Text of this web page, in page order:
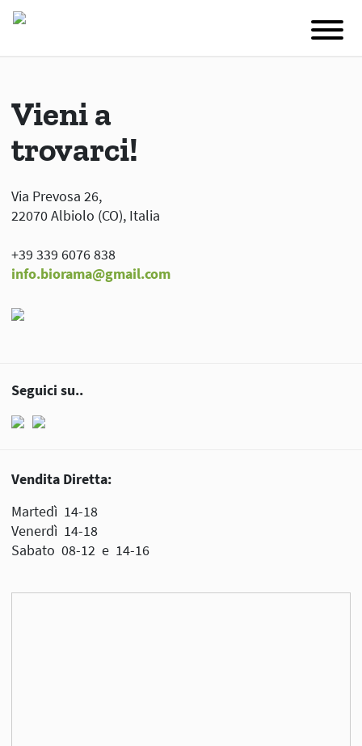
Vieni a
trovarci!
Via Prevosa 26,
22070 Albiolo (CO), Italia
+39 339 6076 838
info.biorama@gmail.com
Seguici su..
Vendita Diretta:
Martedì 14-18
Venerdì 14-18
Sabato 08-12 e 14-16